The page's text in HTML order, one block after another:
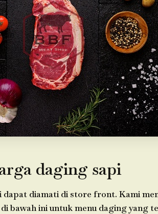
daging sapi
diamati di store front. Kami
bawah ini untuk menu daging yang